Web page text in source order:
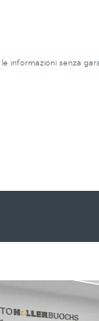
informazioni senza